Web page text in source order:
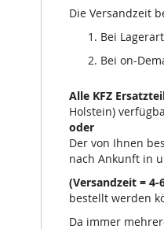
Die Versandzeit
Bei
Bei on-
Alle KFZ
Holstein)
oder
Der von Ihnen
nach Ankunft in
(Versandzeit = 4-
bestellt werden
Da immer